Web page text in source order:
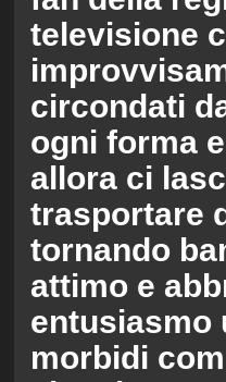
televisione
circondati
ogni forma
allora ci
trasportare
tornando
attimo e
entusiasmo
morbidi